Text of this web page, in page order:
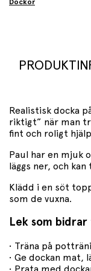
Dockor
Realistisk docka
riktigt” när man
fint och roligt
Paul har en mjuk
läggs ner, och
Klädd i en söt
som de vuxna.
Lek som
• Träna på
• Ge dockan mat,